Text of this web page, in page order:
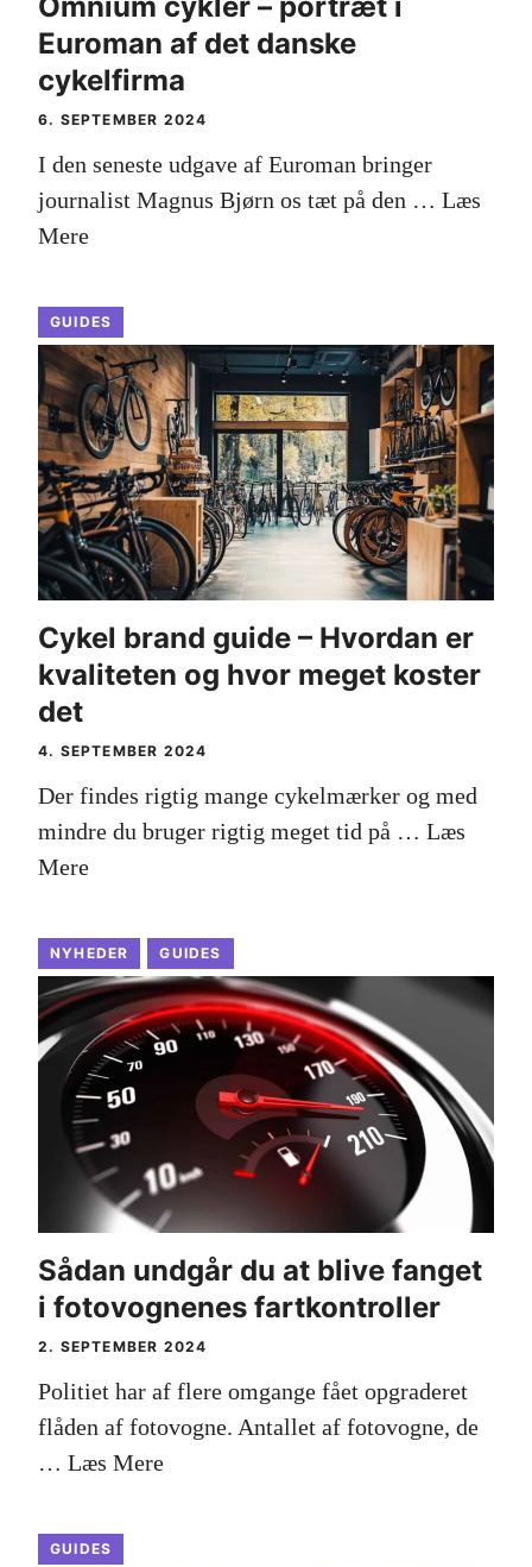
Euroman af det danske
cykelfirma
6. SEPTEMBER 2024
I den seneste udgave af Euroman bringer
journalist Magnus Bjørn os tæt på den … Læs
Mere
GUIDES
Cykel brand guide – Hvordan er
kvaliteten og hvor meget koster
det
4. SEPTEMBER 2024
Der findes rigtig mange cykelmærker og med
mindre du bruger rigtig meget tid på … Læs
Mere
NYHEDER GUIDES
Sådan undgår du at blive fanget
i fotovognenes fartkontroller
2. SEPTEMBER 2024
Politiet har af flere omgange fået opgraderet
flåden af fotovogne. Antallet af fotovogne, de
… Læs Mere
GUIDES